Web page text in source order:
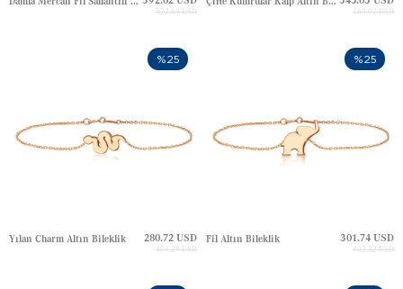
522.69 USD 460.03 USD
Yılan Charm Altın Bileklik 280.72 USD
374.29 USD
%25
Fil Altın Bileklik 301.74 USD
402.32 USD
%25